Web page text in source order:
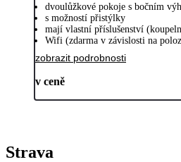
dvoulůžkové pokoje s bočním
s možností přistýlky
mají vlastní příslušenství
Wifi (zdarma v závislosti na
zobrazit podrobnosti
v ceně
Strava